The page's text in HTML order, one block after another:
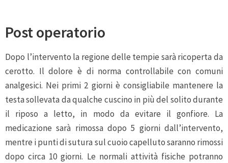
Post operatorio
Dopo l’intervento la regione delle tempie sarà ricoperta da
cerotto. Il dolore è di norma controllabile con comuni
analgesici. Nei primi 2 giorni è consigliabile mantenere la
testa sollevata da qualche cuscino in più del solito durante
il riposo a letto, in modo da evitare il gonfiore. La
medicazione sarà rimossa dopo 5 giorni dall’intervento,
mentre i punti di sutura sul cuoio capelluto saranno rimossi
dopo circa 10 giorni. Le normali attività fisiche potranno